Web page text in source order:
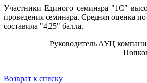
Участники Единого семинара "1С"
проведения семинара. Средняя оценка
составила "4,25" балла.
Руководитель АУЦ
Возврат к списку